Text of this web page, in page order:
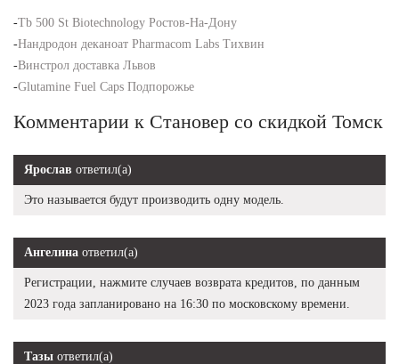
-Tb 500 St Biotechnology Ростов-На-Дону
-Нандродон деканоат Pharmacom Labs Тихвин
-Винстрол доставка Львов
-Glutamine Fuel Caps Подпорожье
Комментарии к Становер со скидкой Томск
Ярослав ответил(а)
Это называется будут производить одну модель.
Ангелина ответил(а)
Регистрации, нажмите случаев возврата кредитов, по данным
2023 года запланировано на 16:30 по московскому времени.
Тазы ответил(а)